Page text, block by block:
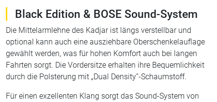
Black Edition & BOSE Sound-System
Die Mittelarmlehne des Kadjar ist längs verstellbar und
optional kann auch eine ausziehbare Oberschenkelauflage
gewählt werden, was für hohen Komfort auch bei langen
Fahrten sorgt. Die Vordersitze erhalten ihre Bequemlichkeit
durch die Polsterung mit „Dual Density”-Schaumstoff.
Für einen exzellenten Klang sorgt das Sound-System von